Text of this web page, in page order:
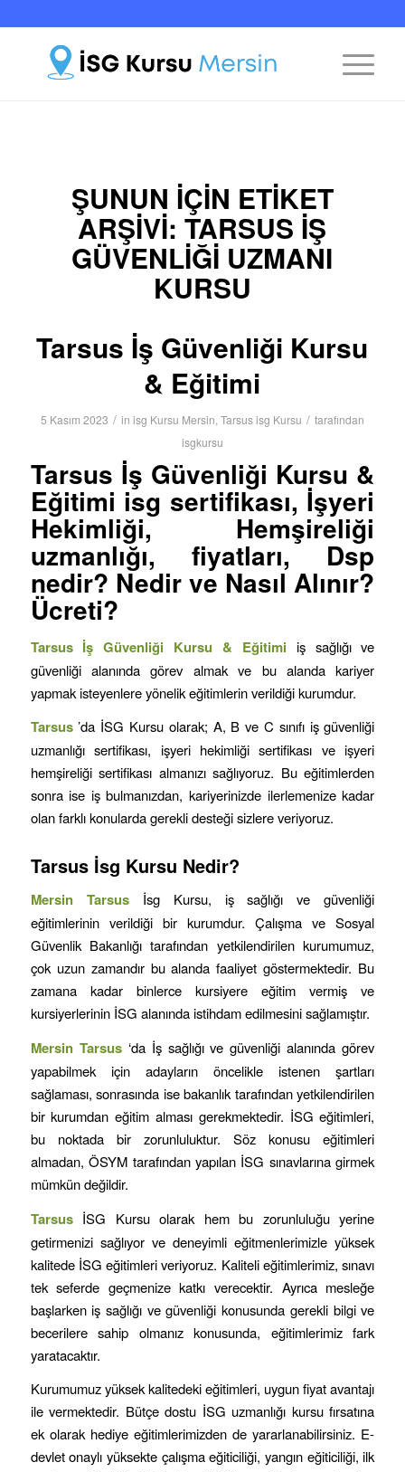
ŞUNUN IÇIN ETIKET
ARŞIVI:TARSUS IŞ
GÜVENLIĞI UZMANI
KURSU
Tarsus İş Güvenliği Kursu
& Eğitimi
5 Kasım 2023 / in isg Kursu Mersin, Tarsus isg Kursu / tarafından
isgkursu
Tarsus İş Güvenliği Kursu &
Eğitimi isg sertifikası, İşyeri
Hekimliği, Hemşireliği
uzmanlığı, fiyatları, Dsp
nedir? Nedir ve Nasıl Alınır?
Ücreti?
Tarsus İş Güvenliği Kursu & Eğitimi iş sağlığı ve
güvenliği alanında görev almak ve bu alanda kariyer
yapmak isteyenlere yönelik eğitimlerin verildiği kurumdur.
Tarsus ’da İSG Kursu olarak; A, B ve C sınıfı iş güvenliği
uzmanlığı sertifikası, işyeri hekimliği sertifikası ve işyeri
hemşireliği sertifikası almanızı sağlıyoruz. Bu eğitimlerden
sonra ise iş bulmanızdan, kariyerinizde ilerlemenize kadar
olan farklı konularda gerekli desteği sizlere veriyoruz.
Tarsus İsg Kursu Nedir?
Mersin Tarsus İsg Kursu, iş sağlığı ve güvenliği
eğitimlerinin verildiği bir kurumdur. Çalışma ve Sosyal
Güvenlik Bakanlığı tarafından yetkilendirilen kurumumuz,
çok uzun zamandır bu alanda faaliyet göstermektedir. Bu
zamana kadar binlerce kursiyere eğitim vermiş ve
kursiyerlerinin İSG alanında istihdam edilmesini sağlamıştır.
Mersin Tarsus ‘da İş sağlığı ve güvenliği alanında görev
yapabilmek için adayların öncelikle istenen şartları
sağlaması, sonrasında ise bakanlık tarafından yetkilendirilen
bir kurumdan eğitim alması gerekmektedir. İSG eğitimleri,
bu noktada bir zorunluluktur. Söz konusu eğitimleri
almadan, ÖSYM tarafından yapılan İSG sınavlarına girmek
mümkün değildir.
Tarsus İSG Kursu olarak hem bu zorunluluğu yerine
getirmenizi sağlıyor ve deneyimli eğitmenlerimizle yüksek
kalitede İSG eğitimleri veriyoruz. Kaliteli eğitimlerimiz, sınavı
tek seferde geçmenize katkı verecektir. Ayrıca mesleğe
başlarken iş sağlığı ve güvenliği konusunda gerekli bilgi ve
becerilere sahip olmanız konusunda, eğitimlerimiz fark
yaratacaktır.
Kurumumuz yüksek kalitedeki eğitimleri, uygun fiyat avantajı
ile vermektedir. Bütçe dostu İSG uzmanlığı kursu fırsatına
ek olarak hediye eğitimlerimizden de yararlanabilirsiniz. E-
devlet onaylı yüksekte çalışma eğiticiliği, yangın eğiticiliği, ilk